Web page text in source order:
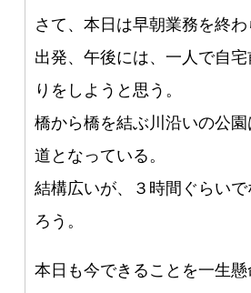
さて、本日は早朝業務を終
出発、午後には、一人で自宅
りをしようと思う。
橋から橋を結ぶ川沿いの公
道となっている。
結構広いが、３時間ぐらい
ろう。
本日も今できることを一生懸